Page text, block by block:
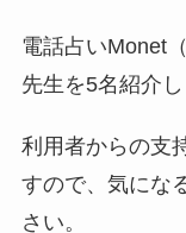
電話占いMonet
先生を5名紹介し
利用者からの支
すので、気にな
さい。